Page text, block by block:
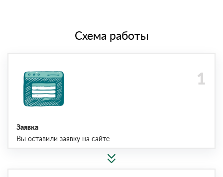
Схема работы
Заявка
Вы оставили заявку на сайте